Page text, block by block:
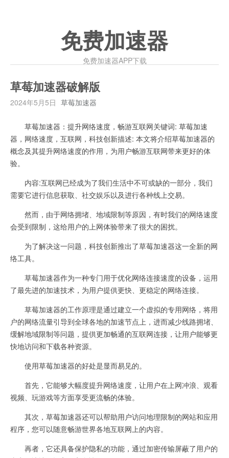
免费加速器
免费加速器APP下载
草莓加速器破解版
2024年5月5日 草莓加速器
草莓加速器：提升网络速度，畅游互联网关键词: 草莓加速
器，网络速度，互联网，科技创新描述: 本文将介绍草莓加速器的
概念及其提升网络速度的作用，为用户畅游互联网带来更好的体
验。
内容:互联网已经成为了我们生活中不可或缺的一部分，我们
需要它进行信息获取、社交娱乐以及进行各种线上交易。
然而，由于网络拥堵、地域限制等原因，有时我们的网络速度
会受到限制，这给用户的上网体验带来了很大的困扰。
为了解决这一问题，科技创新推出了草莓加速器这一全新的网
络工具。
草莓加速器作为一种专门用于优化网络连接速度的设备，运用
了最先进的加速技术，为用户提供更快、更稳定的网络连接。
草莓加速器的工作原理是通过建立一个虚拟的专用网络，将用
户的网络流量引导到全球各地的加速节点上，进而减少线路拥堵、
缓解地域限制等问题，提供更加畅通的互联网连接，让用户能够更
快地访问和下载各种资源。
使用草莓加速器的好处是显而易见的。
首先，它能够大幅度提升网络速度，让用户在上网冲浪、观看
视频、玩游戏等方面享受更流畅的体验。
其次，草莓加速器还可以帮助用户访问地理限制的网站和应用
程序，您可以随意畅游世界各地互联网上的内容。
再者，它还具备保护隐私的功能，通过加密传输屏蔽了用户的